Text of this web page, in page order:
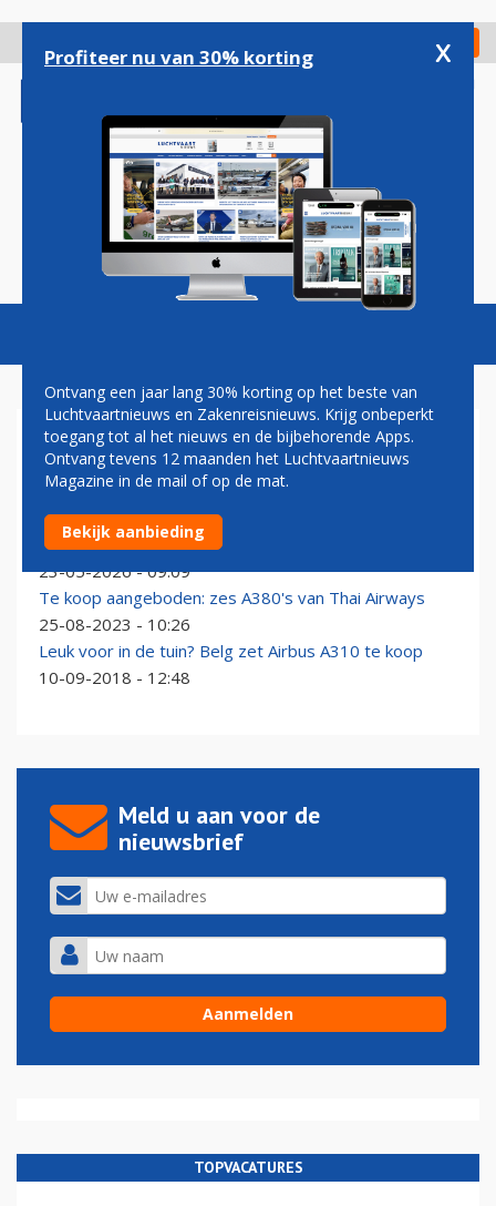
gaan
Check in
Magazine Podcasts Vacatures
TE KOOP
Prijsvechter Norse Atlantic Airways op zoek naar
nieuwe eigenaar
23-05-2026 - 09:09
Te koop aangeboden: zes A380's van Thai Airways
25-08-2023 - 10:26
Leuk voor in de tuin? Belg zet Airbus A310 te koop
10-09-2018 - 12:48
Meld u aan voor de
nieuwsbrief
TOPVACATURES
Profiteer nu van 30% korting x
Ontvang een jaar lang 30% korting op het beste van
Luchtvaartnieuws en Zakenreisnieuws. Krijg onbeperkt
toegang tot al het nieuws en de bijbehorende Apps.
Ontvang tevens 12 maanden het Luchtvaartnieuws
Magazine in de mail of op de mat.
Bekijk aanbieding